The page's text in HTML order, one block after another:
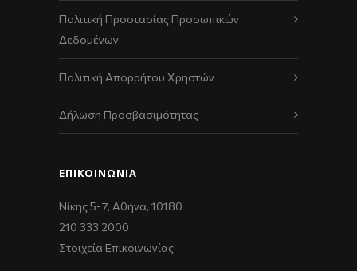
Πολιτική Προστασίας Προσωπικών
Δεδομένων
Πολιτική Απορρήτου Χρηστών
Δήλωση Προσβασιμότητας
ΕΠΙΚΟΙΝΩΝΊΑ
Νίκης 5-7, Αθήνα, 10180
210 333 2000
Στοιχεία Επικοινωνίας